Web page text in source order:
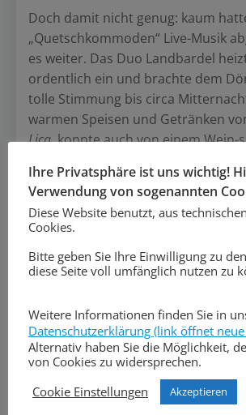
Doch damit nicht genug: kaum
„Quetschkommoden“ Live-Musik
es weiter. Das Duo Landbardel
ordentlich ein und brachte dem
tolle Stimmung bis circa
warmen Speisen und Getränken
Lica, konnte auch von einem Wein-
Der Förderverein selbst nahm den
Aufbau, sowie den Verkauf von
und Eis in die Hand.
Am Ende waren sich alle einig,
Dörpsfest ein sehr guter Start war
Ihre Privatsphäre ist uns wichtig!
Verwendung von sogenannten
Diese Website benutzt, aus
Cookies.
Bitte geben Sie Ihre Einwilligung zu
diese Seite voll umfänglich nutzen zu
Weitere Informationen finden Sie in
Datenschutzerklärung (link öffnet neue
Alternativ haben Sie die Möglichkeit,
von Cookies zu widersprechen.
Cookie Einstellungen
Akzeptieren